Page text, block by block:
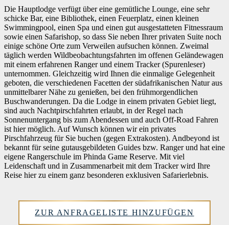
Die Hauptlodge verfügt über eine gemütliche Lounge, eine sehr
schicke Bar, eine Bibliothek, einen Feuerplatz, einen kleinen
Swimmingpool, einen Spa und einen gut ausgestatteten Fitnessraum
sowie einen Safarishop, so dass Sie neben Ihrer privaten Suite noch
einige schöne Orte zum Verweilen aufsuchen können. Zweimal
täglich werden Wildbeobachtungsfahrten im offenen Geländewagen
mit einem erfahrenen Ranger und einem Tracker (Spurenleser)
unternommen. Gleichzeitig wird Ihnen die einmalige Gelegenheit
geboten, die verschiedenen Facetten der südafrikanischen Natur aus
unmittelbarer Nähe zu genießen, bei den frühmorgendlichen
Buschwanderungen. Da die Lodge in einem privaten Gebiet liegt,
sind auch Nachtpirschfahrten erlaubt, in der Regel nach
Sonnenuntergang bis zum Abendessen und auch Off-Road Fahren
ist hier möglich. Auf Wunsch können wir ein privates
Pirschfahrzeug für Sie buchen (gegen Extrakosten). Andbeyond ist
bekannt für seine gutausgebildeten Guides bzw. Ranger und hat eine
eigene Rangerschule im Phinda Game Reserve. Mit viel
Leidenschaft und in Zusammenarbeit mit dem Tracker wird Ihre
Reise hier zu einem ganz besonderen exklusiven Safarierlebnis.
ZUR ANFRAGELISTE HINZUFÜGEN